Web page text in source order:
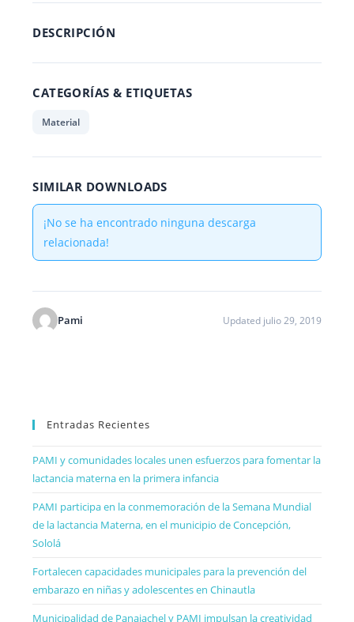
DESCRIPCIÓN
CATEGORÍAS & ETIQUETAS
Material
SIMILAR DOWNLOADS
¡No se ha encontrado ninguna descarga
relacionada!
Pami Updated julio 29, 2019
Entradas Recientes
PAMI y comunidades locales unen esfuerzos para fomentar la
lactancia materna en la primera infancia
PAMI participa en la conmemoración de la Semana Mundial
de la lactancia Materna, en el municipio de Concepción,
Sololá
Fortalecen capacidades municipales para la prevención del
embarazo en niñas y adolescentes en Chinautla
Municipalidad de Panajachel y PAMI impulsan la creatividad